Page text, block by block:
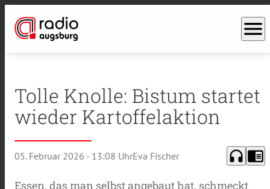
menu
Tolle Knolle: Bistum startet
wieder Kartoffelaktion
05. Februar 2026 · 13:08 UhrEva Fischer headphones chrome_reader_mode
Essen, das man selbst angebaut hat, schmeckt